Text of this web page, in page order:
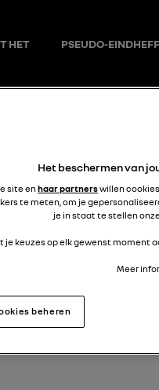
HET PSEUDO-
van Renault, de
hij nieuwe
van Renault,
hij nieuwe
Het beschermen van
site enhaar partnerswillen
te meten, om je
je in staat te stellen
je keuzes op elk gewenst moment
Meer
beheren